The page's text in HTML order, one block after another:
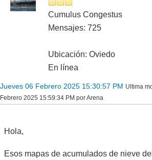
Cumulus Congestus
Mensajes: 725
Ubicación: Oviedo
En línea
Jueves 06 Febrero 2025 15:30:57 PM Ultima
Febrero 2025 15:59:34 PM por Arena
Hola,
Esos mapas de acumulados de nieve